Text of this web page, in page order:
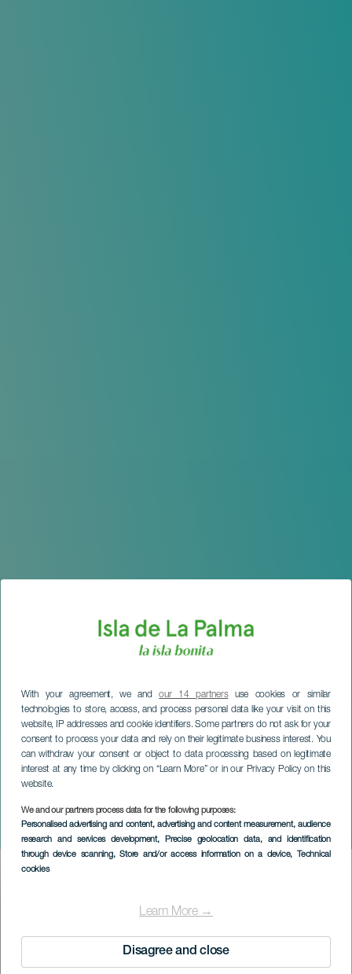
With your agreement, we andour 14 partnersuse cookies or similar
technologies to store, access, and process personal data like your visit on this
website, IP addresses and cookie identifiers. Some partners do not ask for your
consent to process your data and rely on their legitimate business interest. You
can withdraw your consent or object to data processing based on legitimate
interest at any time by clicking on “Learn More” or in our Privacy Policy on this
website.
We and our partners process data for the following purposes:
Personalised advertising and content, advertising and content measurement, audience
research and services development, Precise geolocation data, and identification
through device scanning, Store and/or access information on a device, Technical
cookies
Learn More →
Disagree and close
Los Gofiones: Minner fra i går
LA PALMA
Imagen